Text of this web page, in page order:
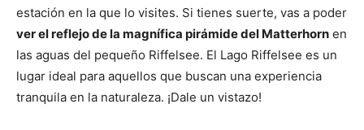
estación en la que lo visites. Si tienes suerte, vas a poder
ver el reflejo de la magnífica pirámide del Matterhorn en
las aguas del pequeño Riffelsee. El Lago Riffelsee es un
lugar ideal para aquellos que buscan una experiencia
tranquila en la naturaleza. ¡Dale un vistazo!